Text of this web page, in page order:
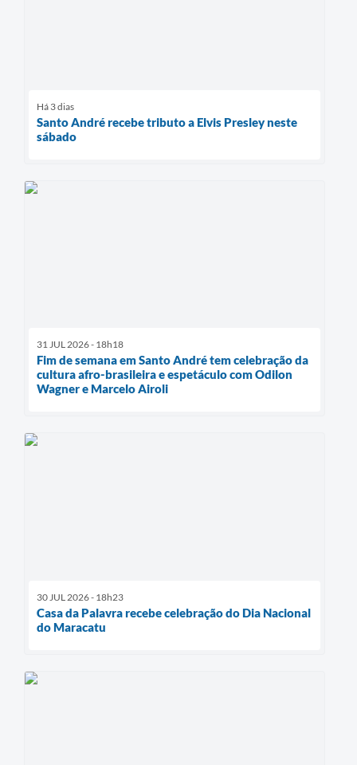
Há 3 dias
Santo André recebe tributo a Elvis Presley neste
sábado
31 JUL 2026 - 18h18
Fim de semana em Santo André tem celebração da
cultura afro-brasileira e espetáculo com Odilon
Wagner e Marcelo Airoli
30 JUL 2026 - 18h23
Casa da Palavra recebe celebração do Dia Nacional
do Maracatu